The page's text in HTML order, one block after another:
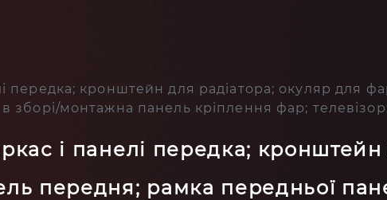
передка; кронштейн для радіатора; окуляр для
зборі/монтажна панель кріплення фар;
і панелі передка;
передня; рамка передньої